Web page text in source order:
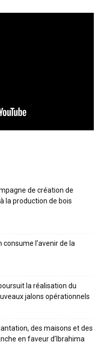
de création de
la production de bois
consume l’avenir de la
la réalisation du
jalons opérationnels
des maisons et des
en faveur d’Ibrahima